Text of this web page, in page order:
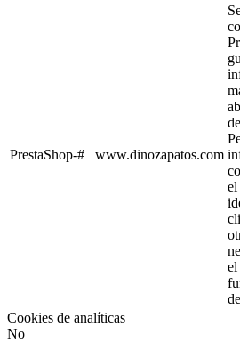
PrestaShop-# www.dinozapatos.com
el
el
Cookies de analíticas
No